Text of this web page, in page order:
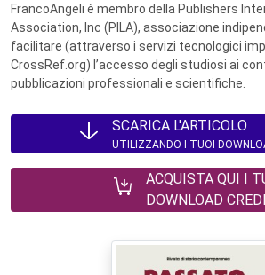
FrancoAngeli è membro della Publishers
Association, Inc (PILA), associazione
facilitare (attraverso i servizi tecnologici
CrossRef.org) l’accesso degli studiosi ai
pubblicazioni professionali e scientifiche.
SCARICA L'ARTICOLO
UTILIZZANDO I TUOI
ACQUISTA QUI I
DOWNLOAD